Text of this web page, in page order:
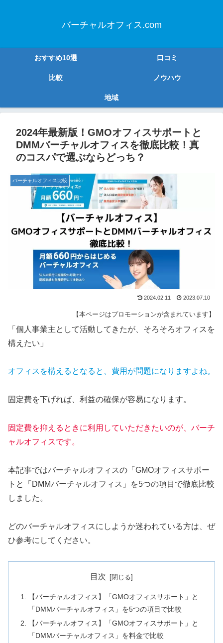
バーチャルオフィス.com
おすすめ10選 口コミ
比較 ノウハウ
地域
2024年最新版！GMOオフィスサポートと
DMMバーチャルオフィスを徹底比較！真
のコスパで選ぶならどっち？
バーチャルオフィス比較
2024.02.11 2023.07.10
【本ページはプロモーションが含まれています】
「個人事業主として活動してきたが、そろそろオフィスを
構えたい」
オフィスを構えるとなると、費用が問題になりますよね。
固定費を下げれば、利益の確保が容易になります。
固定費を抑えるときに利用していただきたいのが、バーチ
ャルオフィスです。
本記事ではバーチャルオフィスの「GMOオフィスサポー
トと「DMMバーチャルオフィス」を5つの項目で徹底比較
しました。
どのバーチャルオフィスにしようか迷われている方は、ぜ
ひ参考にしてください。
目次
【バーチャルオフィス】「GMOオフィスサポート」と
「DMMバーチャルオフィス」を5つの項目で比較
【バーチャルオフィス】「GMOオフィスサポート」と
「DMMバーチャルオフィス」を料金で比較